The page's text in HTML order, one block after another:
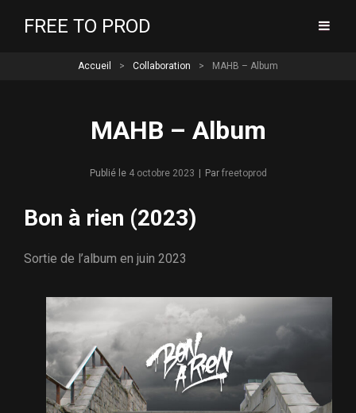
FREE TO PROD
Accueil > Collaboration > MAHB – Album
MAHB – Album
Publié le 4 octobre 2023 Par Byline
freetoprod
Bon à rien (2023)
Sortie de l’album en juin 2023